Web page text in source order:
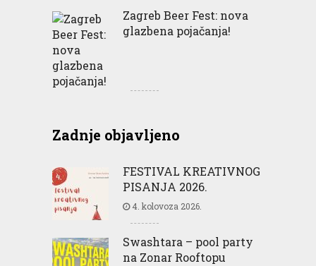
Zagreb Beer Fest: nova
glazbena pojačanja!
Zadnje objavljeno
FESTIVAL KREATIVNOG
PISANJA 2026.
4. kolovoza 2026.
Swashtara – pool party
na Zonar Rooftopu